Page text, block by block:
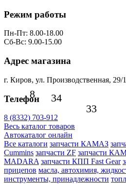
Режим работы
Пн-Пт: 8.00-18.00
Сб-Вс: 9.00-15.00
Адрес магазина
г. Киров, ул. Производственная, 29/1
Телефон
8 (8332) 703-912
Весь каталог товаров
Автокаталог онлайн
Все каталоги запчасти КАМАЗ
Cummins запчасти ZF запчасти
MADARA запчасти КПП Fast Gear
прицепов масла, автохимия,
инструменты, принадлежности
33
34
8